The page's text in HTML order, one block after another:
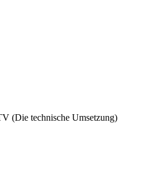
(Die technische Umsetzung)